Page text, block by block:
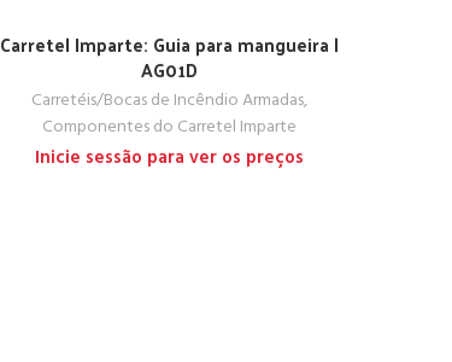
Carretel Imparte: Guia para mangueira |
AG01D
Carretéis/Bocas de Incêndio Armadas,
Componentes do Carretel Imparte
Inicie sessão para ver os preços